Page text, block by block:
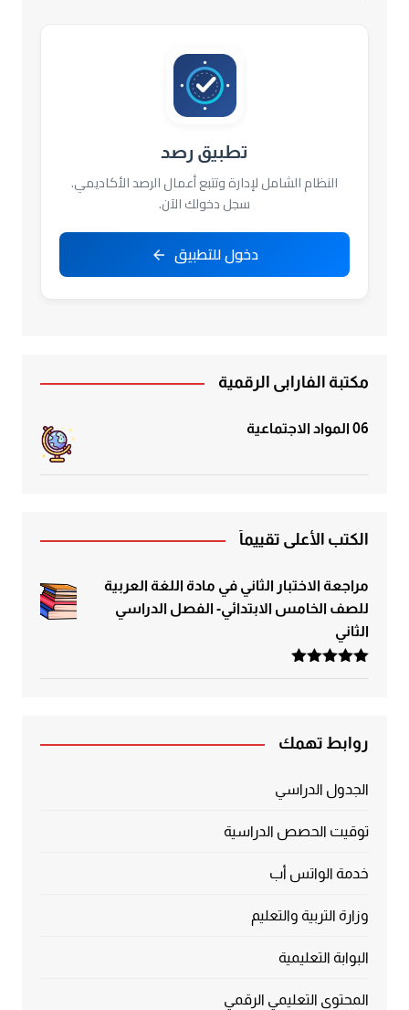
تطبيق رصد
النظام الشامل لإدارة وتتبع أعمال الرصد الأكاديمي.
سجل دخولك الآن.
دخول للتطبيق
مكتبة الفارابي الرقمية
06 المواد الاجتماعية
الكتب الأعلى تقييماً
مراجعة الاختبار الثاني في مادة اللغة العربية
للصف الخامس الابتدائي- الفصل الدراسي
الثاني
تم التقييم
روابط تهمك
الجدول الدراسي
توقيت الحصص الدراسية
خدمة الواتس أب
وزارة التربية والتعليم
البوابة التعليمية
المحتوى التعليمي الرقمي